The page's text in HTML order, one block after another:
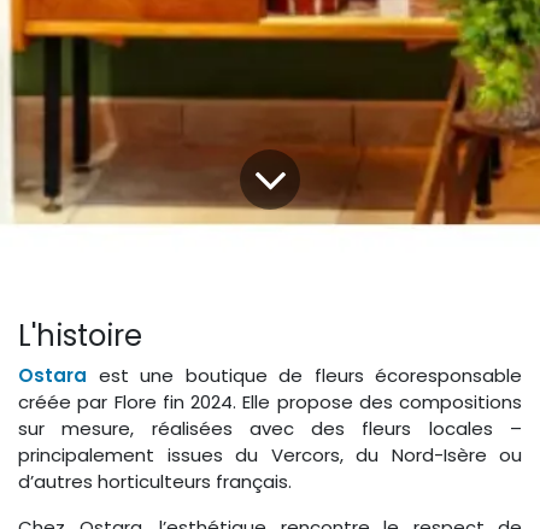
L'histoire
Ostara est une boutique de fleurs écoresponsable
créée par Flore fin 2024. Elle propose des compositions
sur mesure, réalisées avec des fleurs locales –
principalement issues du Vercors, du Nord-Isère ou
d’autres horticulteurs français.